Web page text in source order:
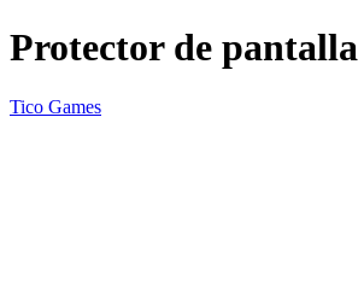
Protector de
Tico Games